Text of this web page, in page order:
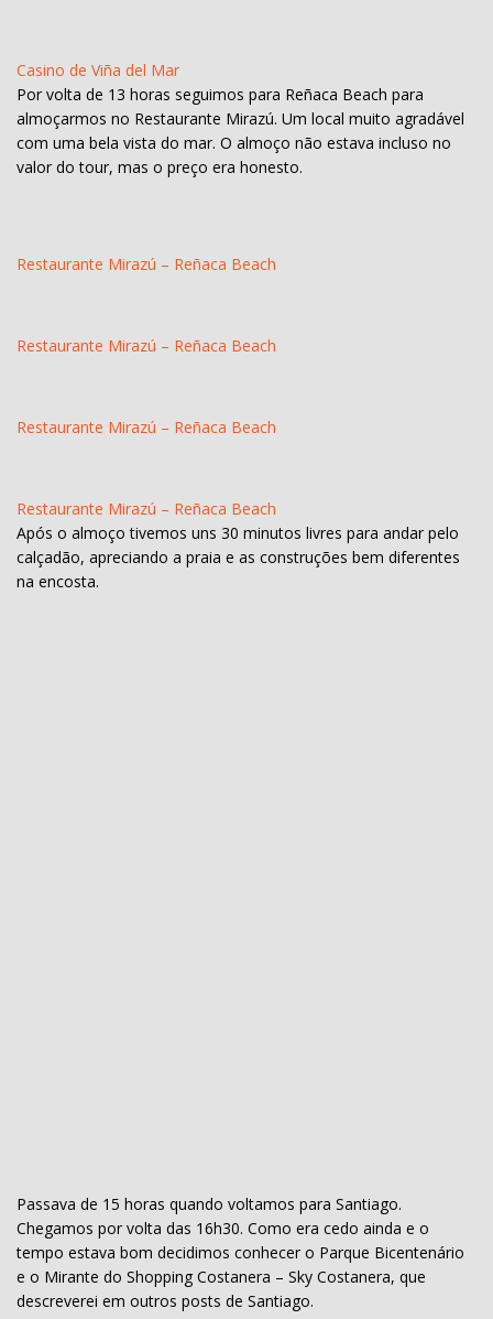
Casino de Viña del Mar
Por volta de 13 horas seguimos para Reñaca Beach para
almoçarmos no Restaurante Mirazú. Um local muito agradável
com uma bela vista do mar. O almoço não estava incluso no
valor do tour, mas o preço era honesto.
Restaurante Mirazú – Reñaca Beach
Restaurante Mirazú – Reñaca Beach
Restaurante Mirazú – Reñaca Beach
Restaurante Mirazú – Reñaca Beach
Após o almoço tivemos uns 30 minutos livres para andar pelo
calçadão, apreciando a praia e as construções bem diferentes
na encosta.
Passava de 15 horas quando voltamos para Santiago.
Chegamos por volta das 16h30. Como era cedo ainda e o
tempo estava bom decidimos conhecer o Parque Bicentenário
e o Mirante do Shopping Costanera – Sky Costanera, que
descreverei em outros posts de Santiago.